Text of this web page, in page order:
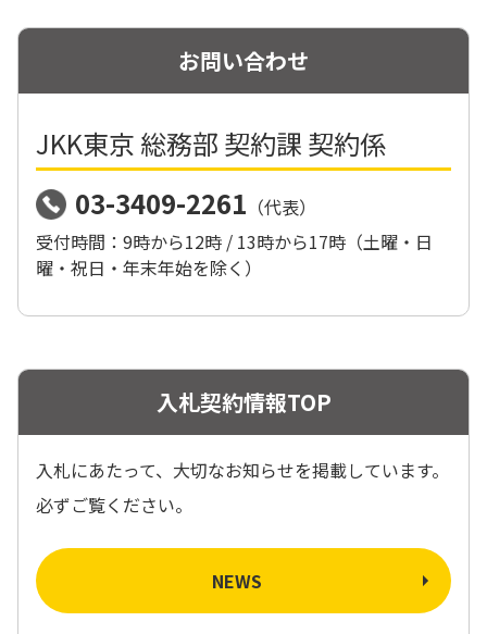
お問い合わせ
JKK東京 総務部 契約課 契約係
03-3409-2261 （代表）
受付時間：9時から12時 / 13時から17時（土曜・日
曜・祝日・年末年始を除く）
入札契約情報TOP
入札にあたって、大切なお知らせを掲載しています。
必ずご覧ください。
NEWS